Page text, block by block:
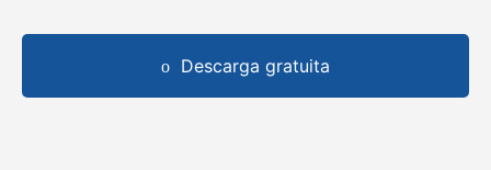
Descarga gratuita